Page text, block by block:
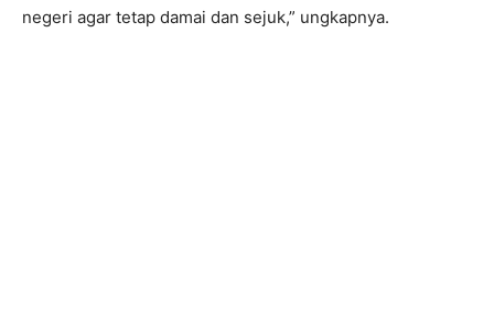
negeri agar tetap damai dan sejuk,” ungkapnya.